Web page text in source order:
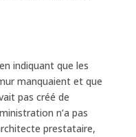
indiquant que les
manquaient et que
pas créé de
n’a pas
prestataire,